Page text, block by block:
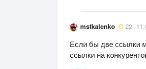
mstkalenko 22
Если бы две ссылки
ссылки на